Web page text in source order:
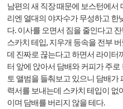
남편의 새 직장 때문에 보스턴에서
리엔 열대의 야자수가 무성하고 한
다. 이사를 오면서 짐을 줄인다고
스카치 테입, 지우개 등속을 전부
데 진짜로 끊는다고 하면서 라이터
터 앞에 앉아서 담배와 커피가 주
토 앨범을 들춰보고 있으니 담배가
력서를 보내는데 스카치 테입이 없
이며 담배를 버리지 않을 테다.